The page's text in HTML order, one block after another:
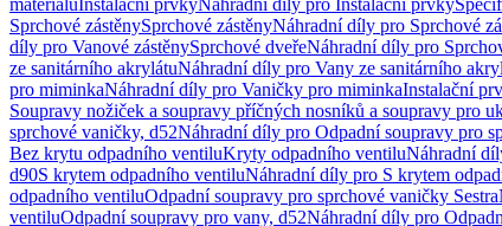
materiálůInstalační prvkyNáhradní díly pro Instalační prvky
Sprchové zástěnySprchové zástěnyNáhradní díly pro Sprchové
díly pro Vanové zástěnySprchové dveřeNáhradní díly pro
ze sanitárního akrylátuNáhradní díly pro Vany ze sanitárního
pro miminkaNáhradní díly pro Vaničky pro miminkaInstalační
Soupravy nožiček a soupravy příčných nosníků a soupravy pro
sprchové vaničky, d52Náhradní díly pro Odpadní soupravy pro
Bez krytu odpadního ventiluKryty odpadního ventiluNáhradní
d90S krytem odpadního ventiluNáhradní díly pro S krytem
odpadního ventiluOdpadní soupravy pro sprchové vaničky Sestra
ventiluOdpadní soupravy pro vany, d52Náhradní díly pro